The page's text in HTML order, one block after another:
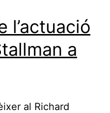
l’actuació
a
al Richard